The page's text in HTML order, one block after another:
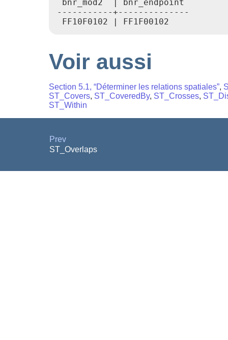
bnr_mod2  | bnr_endpoint
-----------+--------------
Voir aussi
Section 5.1, “Déterminer les relations spatiales”,
ST_Covers, ST_CoveredBy, ST_Crosses,
ST_Within
Prev
ST_Overlaps